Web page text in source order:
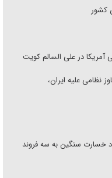
کشور
آمریکا در علی السالم کویت
نظامی علیه ایران،
سه فروند هواپیمای اف ۳۵ و ورود خسارت سنگین به سه فروند